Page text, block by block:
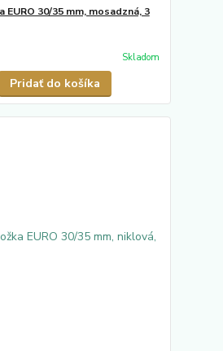
EURO 30/35 mm, mosadzná, 3
Skladom
Pridať do košíka